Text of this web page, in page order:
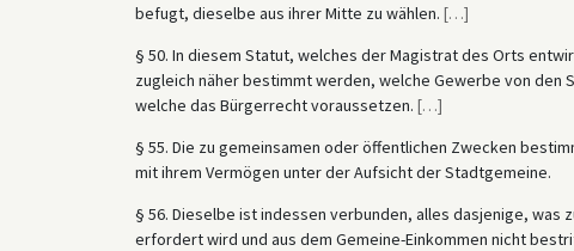
befugt, dieselbe aus ihrer Mitte zu wählen. […]
§ 50. In diesem Statut, welches der Magistrat des Orts
zugleich näher bestimmt werden, welche Gewerbe von
welche das Bürgerrecht voraussetzen. […]
§ 55. Die zu gemeinsamen oder öffentlichen Zwecken
mit ihrem Vermögen unter der Aufsicht der Stadtgemeine.
§ 56. Dieselbe ist indessen verbunden, alles dasjenige,
erfordert wird und aus dem Gemeine-Einkommen nicht